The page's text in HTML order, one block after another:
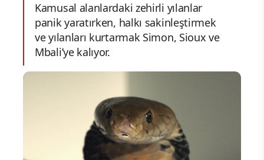
Kamusal alanlardaki zehirli yılanlar
panik yaratırken, halkı sakinleştirmek
ve yılanları kurtarmak Simon, Sioux ve
Mbali’ye kalıyor.